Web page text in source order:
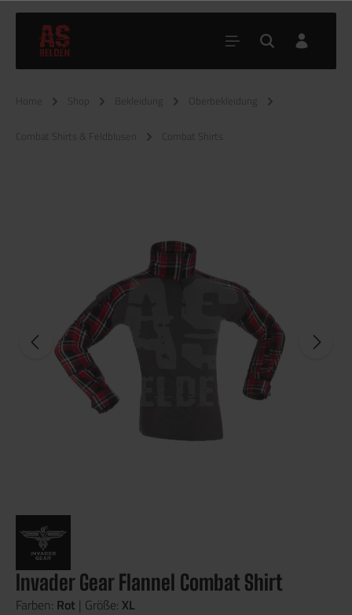
Home Shop Bekleidung Oberbekleidung
Combat Shirts & Feldblusen Combat Shirts
Invader Gear Flannel Combat Shirt
Farben: Rot | Größe: XL